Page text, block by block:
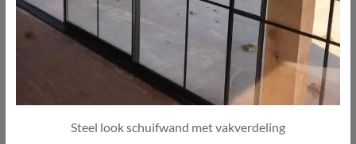
Steel look schuifwand met vakverdeling